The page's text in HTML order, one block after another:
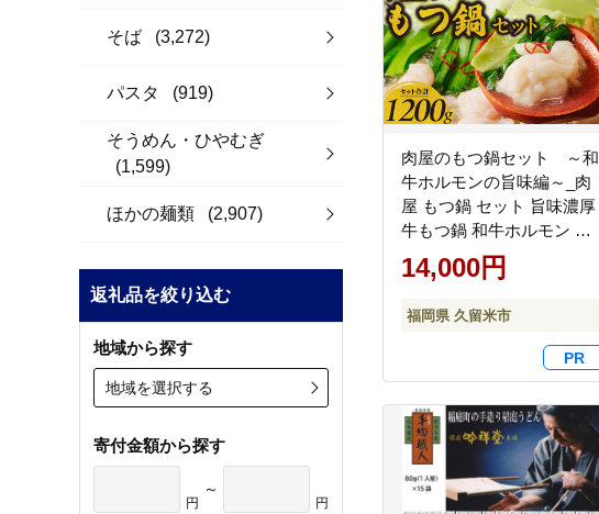
そば (3,272)
パスタ (919)
そうめん・ひやむぎ
(1,599)
ほかの麺類 (2,907)
返礼品を絞り込む
地域から探す
地域を選択する
寄付金額から探す
円
～
円
肉屋のもつ鍋セット ～和
牛ホルモンの旨味編～_肉
屋 もつ鍋 セット 旨味濃厚
牛もつ鍋 和牛ホルモン ホ
ルモン 国産 牛肉 肉 和牛 旨
味編 ?油ベース しょうゆ味
ん麺 小分け 冷凍 名物 お取
り寄せ お取り寄グルメ ご
当地グルメ 福岡県 久留米
14,000円
福岡県 久留米市